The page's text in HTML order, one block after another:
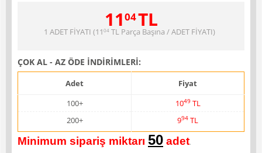
1104TL
1 ADET FİYATI (11 04 TL Parça Başına / ADET FİYATI)
ÇOK AL - AZ ÖDE İNDİRİMLERİ:
Adet
Fiyat
100+
1049TL
200+
994 TL
Minimum sipariş miktarı 50 adet.